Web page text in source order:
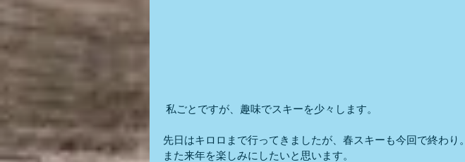
私ごとですが、趣味でスキーを少々します。
先日はキロロまで行ってきましたが、春スキーも今回で終わり。
また来年を楽しみにしたいと思います。